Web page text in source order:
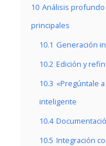
10 Análisis profundo
principales
10.1 Generación
10.2 Edición y
10.3 «Pregúntale
inteligente
10.4
10.5 Integración